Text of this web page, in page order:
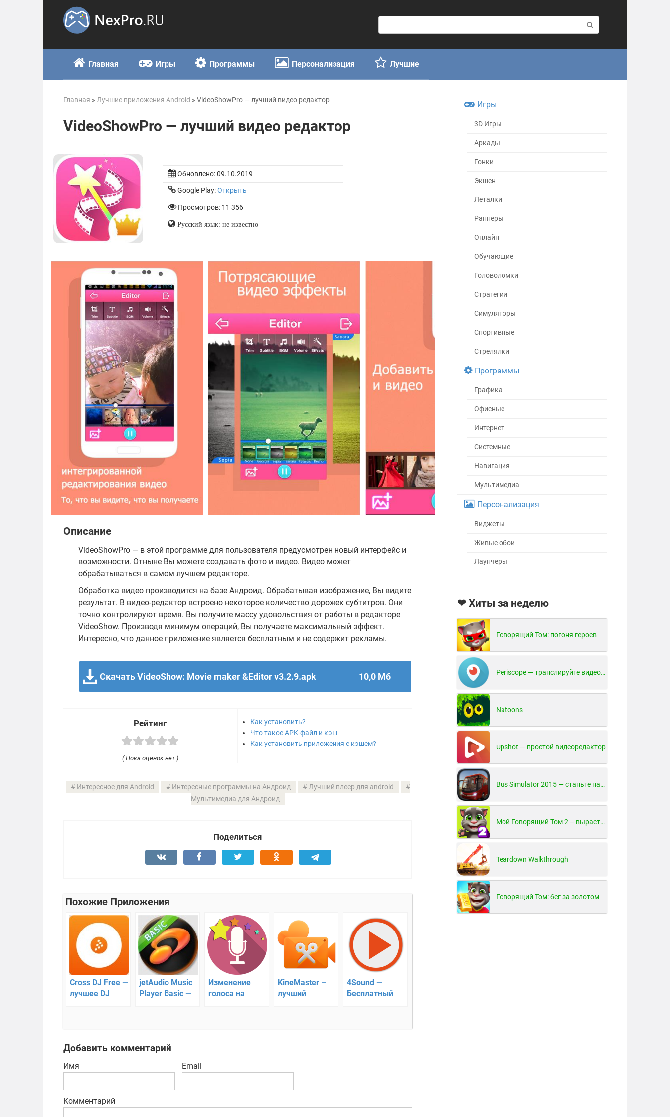
о
с
к
:
Главная Игры Программы Персонализация Лучшие
Главная » Лучшие приложения Android » VideoShowPro — лучший видео редактор
VideoShowPro — лучший видео редактор
Обновлено:09.10.2019
Google Play:Открыть
Просмотров: 11 356
Русский язык: не известно
Описание
VideoShowPro — в этой программе для пользователя предусмотрен новый интерфейс и
возможности. Отныне Вы можете создавать фото и видео. Видео может
обрабатываться в самом лучшем редакторе.
Обработка видео производится на базе Андроид. Обрабатывая изображение, Вы видите
результат. В видео-редактор встроено некоторое количество дорожек субтитров. Они
точно контролируют время. Вы получите массу удовольствия от работы в редакторе
VideoShow. Производя минимум операций, Вы получаете максимальный эффект.
Интересно, что данное приложение является бесплатным и не содержит рекламы.
Скачать VideoShow: Movie maker &Editor v3.2.9.apk 10,0 Мб
Рейтинг
( Пока оценок нет )
Как установить?
Что такое APK-файл и кэш
Как установить приложения с кэшем?
Интересное для Android Интересные программы на Андроид
Лучший плеер для android
Мультимедиа для Андроид
Поделиться
Похожие Приложения
Cross DJ Free —
лучшее DJ
jetAudio Music
Player Basic —
Изменение
голоса на
KineMaster –
лучший
4Sound —
Бесплатный
Добавить комментарий
Имя Email
Комментарий
Игры
3D Игры
Аркады
Гонки
Экшен
Леталки
Раннеры
Онлайн
Обучающие
Головоломки
Стратегии
Симуляторы
Спортивные
Стрелялки
Программы
Графика
Офисные
Интернет
Системные
Навигация
Мультимедиа
Персонализация
Виджеты
Живые обои
Лаунчеры
❤ Хиты за неделю
Говорящий Том: погоня героев
Periscope — транслируйте видео в реальном времени!
Natoons
Upshot — простой видеоредактор
Bus Simulator 2015 — станьте настоящим водителем автобуса!
Мой Говорящий Том 2 – вырасти и воспитай своего котенка
Teardown Walkthrough
Говорящий Том: бег за золотом